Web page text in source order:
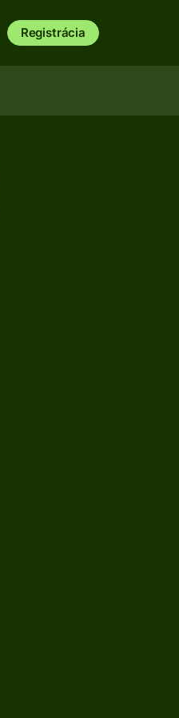
Registrácia